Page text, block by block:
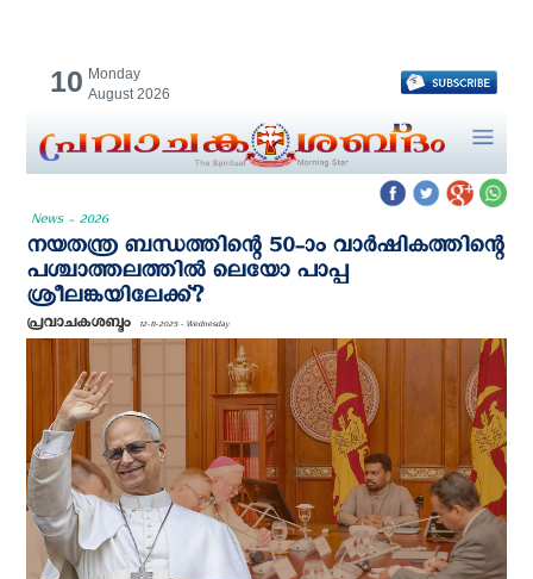
10 Monday
August 2026
News - 2026
നയതന്ത്ര ബന്ധത്തിന്റെ 50-ാം വാർഷികത്തിന്റെ
പശ്ചാത്തലത്തില്‍ ലെയോ പാപ്പ
ശ്രീലങ്കയിലേക്ക്?
പ്രവാചകശബ്ദം 12-11-2025 - Wednesday